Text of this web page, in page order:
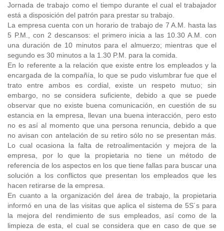
Jornada de trabajo como el tiempo durante el cual el trabajador
está a disposición del patrón para prestar su trabajo.
La empresa cuenta con un horario de trabajo de 7 A.M. hasta las
5 P.M., con 2 descansos: el primero inicia a las 10.30 A.M. con
una duración de 10 minutos para el almuerzo; mientras que el
segundo es 30 minutos a la 1.30 P.M. para la comida.
En lo referente a la relación que existe entre los empleados y la
encargada de la compañía, lo que se pudo vislumbrar fue que el
trato entre ambos es cordial, existe un respeto mutuo; sin
embargo, no se considera suficiente, debido a que se puede
observar que no existe buena comunicación, en cuestión de su
estancia en la empresa, llevan una buena interacción, pero esto
no es así al momento que una persona renuncia, debido a que
no avisan con antelación de su retiro sólo no se presentan más.
Lo cual ocasiona la falta de retroalimentación y mejora de la
empresa, por lo que la propietaria no tiene un método de
referencia de los aspectos en los que tiene fallas para buscar una
solución a los conflictos que presentan los empleados que les
hacen retirarse de la empresa.
En cuanto a la organización del área de trabajo, la propietaria
informó en una de las visitas que aplica el sistema de 5S´s para
la mejora del rendimiento de sus empleados, así como de la
limpieza de esta, el cual se considera que en caso de que se